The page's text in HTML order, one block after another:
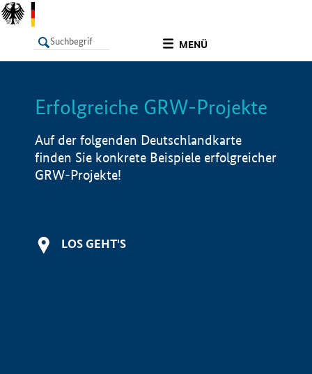
MENÜ
LISTE Info
Erfolgreiche GRW-Projekte
Auf der folgenden Deutschlandkarte
finden Sie konkrete Beispiele erfolgreicher
GRW-Projekte!
LOS GEHT'S